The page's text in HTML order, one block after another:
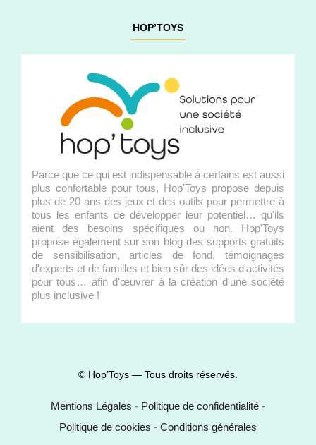
HOP’TOYS
Parce que ce qui est indispensable à certains est aussi
plus confortable pour tous, Hop'Toys propose depuis
plus de 20 ans des jeux et des outils pour permettre à
tous les enfants de développer leur potentiel… qu'ils
aient des besoins spécifiques ou non. Hop'Toys
propose également sur son blog des supports gratuits
de sensibilisation, articles de fond, témoignages
d'experts et de familles et bien sûr des idées d'activités
pour tous… afin d'œuvrer à la création d'une société
plus inclusive !
© Hop’Toys — Tous droits réservés.
Mentions Légales - Politique de confidentialité -
Politique de cookies - Conditions générales